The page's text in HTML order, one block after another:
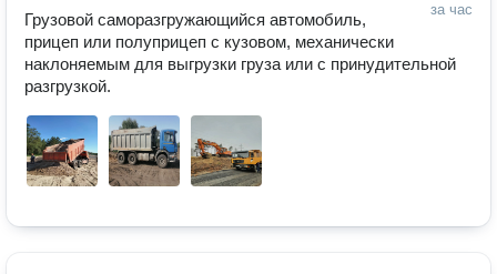
за час
Грузовой саморазгружающийся автомобиль,
прицеп или полуприцеп с кузовом, механически
наклоняемым для выгрузки груза или с принудительной
разгрузкой.